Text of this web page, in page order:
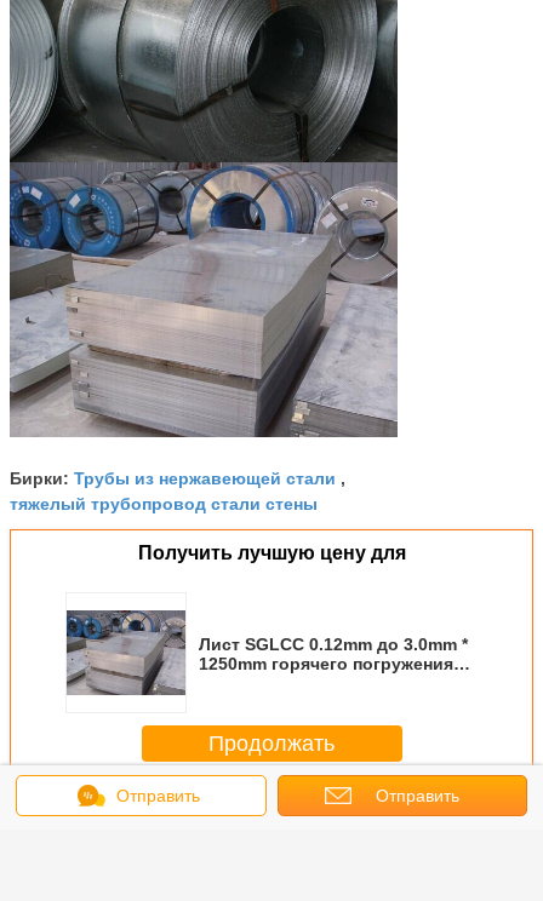
Бирки: Трубы из нержавеющей стали ,
тяжелый трубопровод стали стены
Получить лучшую цену для
Лист SGLCC 0.12mm до 3.0mm *
1250mm горячего погружения
Продолжать
БольшеТруба стальной пластины
Отправить Отправить